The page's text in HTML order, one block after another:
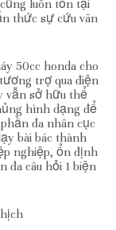
luôn tồn tại
thức sự cứu vãn
50cc honda cho
trợ qua điện
vẫn sở hữu thể
hình dạng để
đa nhân cục
bài bác thành
nghiệp, ổn định
câu hỏi 1 biện